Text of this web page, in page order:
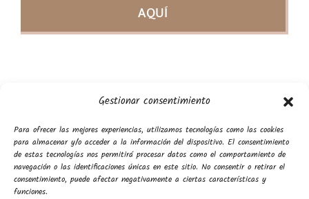
Gestionar consentimiento
Para ofrecer las mejores experiencias, utilizamos tecnologías como las cookies
para almacenar y/o acceder a la información del dispositivo. El consentimiento
de estas tecnologías nos permitirá procesar datos como el comportamiento de
navegación o las identificaciones únicas en este sitio. No consentir o retirar el
consentimiento, puede afectar negativamente a ciertas características y
funciones.
AQUÍ